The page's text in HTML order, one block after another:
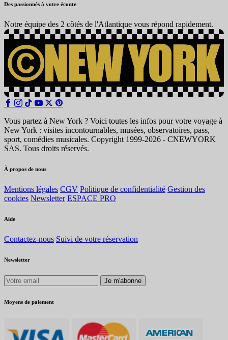
Des passionnés à votre écoute
Notre équipe des 2 côtés de l'Atlantique vous répond rapidement.
Vous partez à New York ? Voici toutes les infos pour votre voyage à
New York : visites incontournables, musées, observatoires, pass,
sport, comédies musicales. Copyright 1999-2026 - CNEWYORK
SAS. Tous droits réservés.
À propos de nous
Mentions légales CGV Politique de confidentialité Gestion des
cookies Newsletter ESPACE PRO
Aide
Contactez-nous Suivi de votre réservation
Newsletter
Je m'abonne
Moyens de paiement